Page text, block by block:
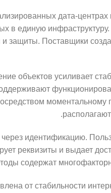
дата-центрах
в единую
защиты. Поставщики
объектов усиливает
идентификацию.
реквизиты и выдает
содержат
от стабильности